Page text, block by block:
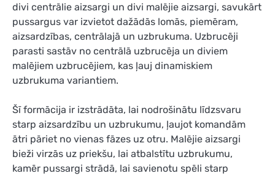
divi centrālie aizsargi un divi malējie aizsargi, savukārt
pussargus var izvietot dažādās lomās, piemēram,
aizsardzības, centrālajā un uzbrukuma. Uzbrucēji
parasti sastāv no centrālā uzbrucēja un diviem
malējiem uzbrucējiem, kas ļauj dinamiskiem
uzbrukuma variantiem.
Šī formācija ir izstrādāta, lai nodrošinātu līdzsvaru
starp aizsardzību un uzbrukumu, ļaujot komandām
ātri pāriet no vienas fāzes uz otru. Malējie aizsargi
bieži virzās uz priekšu, lai atbalstītu uzbrukumu,
kamēr pussargi strādā, lai savienotu spēli starp